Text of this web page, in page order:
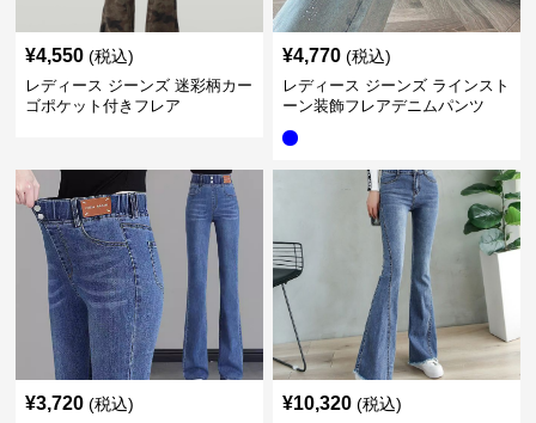
¥4,550 (税込)
レディース ジーンズ 迷彩柄カー
ゴポケット付きフレア
¥4,770 (税込)
レディース ジーンズ ラインスト
ーン装飾フレアデニムパンツ
¥3,720 (税込) ¥10,320 (税込)